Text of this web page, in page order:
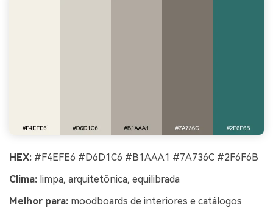
HEX: #F4EFE6 #D6D1C6 #B1AAA1 #7A736C #2F6F6B
Clima: limpa, arquitetônica, equilibrada
Melhor para: moodboards de interiores e catálogos